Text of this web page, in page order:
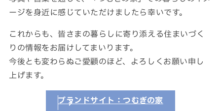
matsuyoshi.official
matsuyoshi_kensetsu
つむぎの家
matsuyoshi_kensetsu
つむぎの家
matsuyoshikensetsu
ージを身近に感じていただけましたら幸いです。
これからも、皆さまの暮らしに寄り添える住まいづく
りの情報をお届けしてまいります。
今後とも変わらぬご愛顧のほど、よろしくお願い申し
上げます。
ブランドサイト：つむぎの家